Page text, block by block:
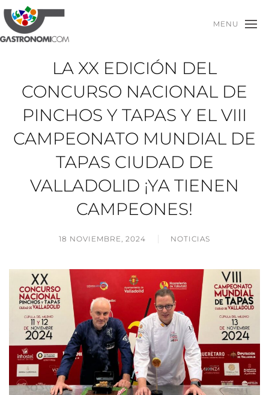
MENU
LA XX EDICIÓN DEL
CONCURSO NACIONAL DE
PINCHOS Y TAPAS Y EL VIII
CAMPEONATO MUNDIAL DE
TAPAS CIUDAD DE
VALLADOLID ¡YA TIENEN
CAMPEONES!
18 NOVIEMBRE, 2024 NOTICIAS